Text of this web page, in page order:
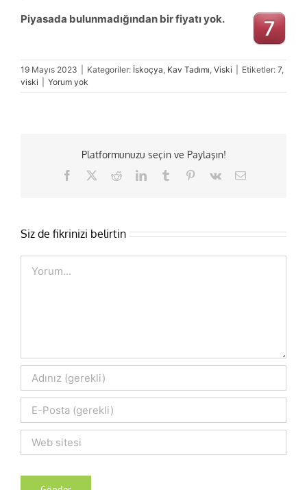
Piyasada bulunmadığından bir fiyatı yok.
19 Mayıs 2023 Kategoriler: İskoçya, Kav Tadımı, Viski Etiketler: 7,
viski
Yorum yok
Platformunuzu seçin ve Paylaşın!
Facebook RedditLinkedInTumblr Pinterest
Vk
E-
Siz de fikrinizi belirtin